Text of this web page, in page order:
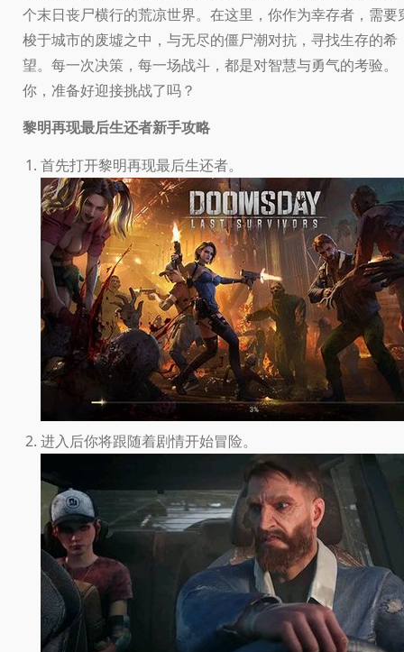
个末日丧尸横行的荒凉世界。在这里，你作为幸存者，需要
梭于城市的废墟之中，与无尽的僵尸潮对抗，寻找生存的希
望。每一次决策，每一场战斗，都是对智慧与勇气的考验。
你，准备好迎接挑战了吗？
黎明再现最后生还者新手攻略
首先打开黎明再现最后生还者。
进入后你将跟随着剧情开始冒险。